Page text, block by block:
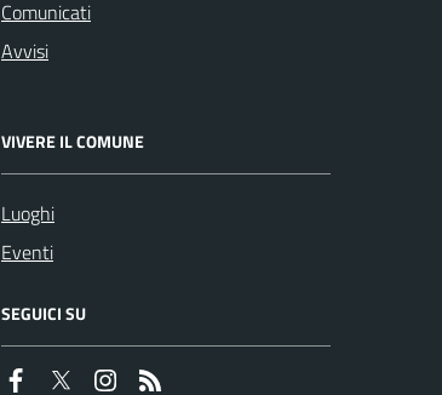
Comunicati
Avvisi
VIVERE IL COMUNE
Luoghi
Eventi
SEGUICI SU